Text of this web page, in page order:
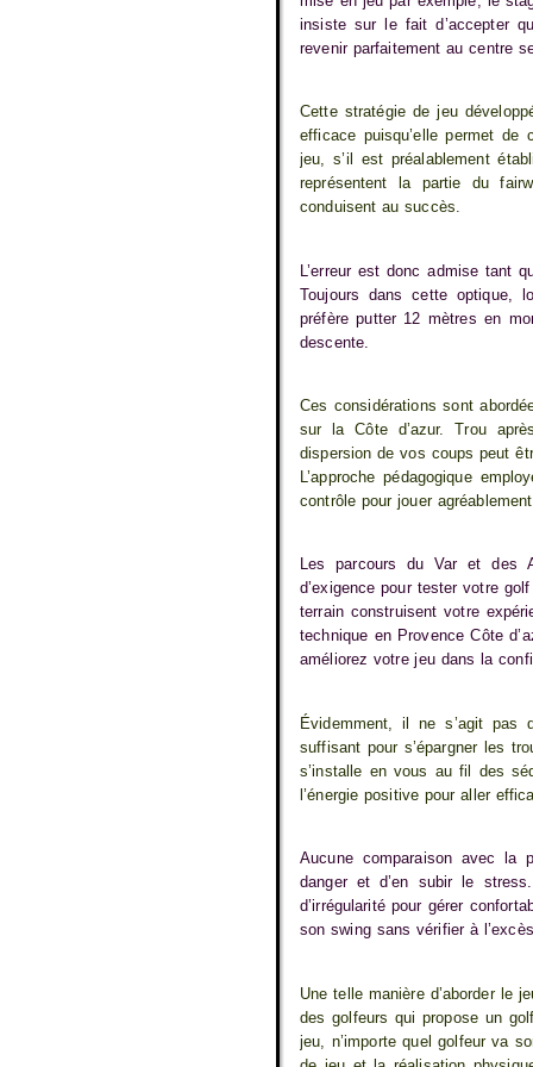
insiste sur le fait d’accepter
revenir parfaitement au centre
Cette stratégie de jeu
efficace puisqu’elle permet de
jeu, s’il est préalablement
représentent la partie du
conduisent au succès.
L’erreur est donc admise tant
Toujours dans cette optique,
préfère putter 12 mètres en
descente.
Ces considérations sont
sur la Côte d’azur. Trou
dispersion de vos coups peut
L’approche pédagogique
contrôle pour jouer
Les parcours du Var et des
d’exigence pour tester votre
terrain construisent votre
technique en Provence Côte
améliorez votre jeu dans la
Évidemment, il ne s’agit pas
suffisant pour s’épargner les
s’installe en vous au fil des
l’énergie positive pour aller
Aucune comparaison avec la
danger et d’en subir le
d’irrégularité pour gérer
son swing sans vérifier à
Une telle manière d’aborder le
des golfeurs qui propose un
jeu, n’importe quel golfeur va